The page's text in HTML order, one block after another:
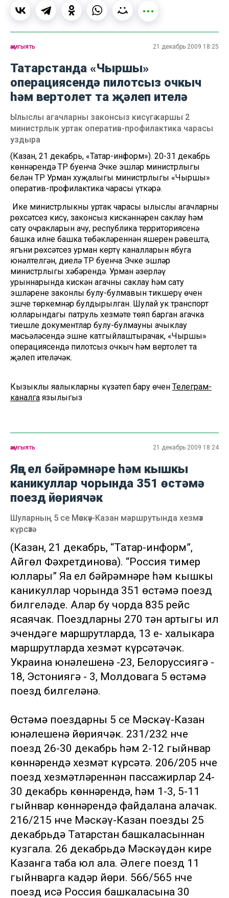
җәмгыять 21 декабрь 2009 18:25
Татарстанда «Чыршы»
операциясендә пилотсыз очкыч
һәм вертолет та җәлеп ителә
Ылыслы агачларны законсыз кисүгә каршы 2
министрлык уртак оператив-профилактика чарасы
уздыра
(Казан, 21 декабрь, «Татар-информ»). 20-31 декабрь
көннәрендә ТР буенча Эчке эшләр министрлыгы
белән ТР Урман хуҗалыгы министрлыгы «Чыршы»
оператив-профилактика чарасы үткәрә.
Ике министрлыкның уртак чарасы ылыслы агачларны
рөхсәтсез кисү, законсыз кискәннәрен саклау һәм
сату очракларын ачу, республика территориясенә
башка илнең башка төбәкләреннән яшерен рәвештә,
ягъни рөхсәтсез урман кертү каналларын ябуга
юнәлтелгән, диелә ТР буенча Эчке эшләр
министрлыгы хәбәрендә. Урман әзерләү
урыннарында кискән агачны саклау һәм сату
эшләренең законлы булу-булмавын тикшерү өчен
эшче төркемнәр булдырылган. Шулай ук транспорт
юлларындагы патруль хезмәте төяп барган агачка
тиешле документлар булу-булмауны ачыклау
мәсьәләсендә эшне катгыйлаштырачак, «Чыршы»
операциясендә пилотсыз очкыч һәм вертолет та
җәлеп ителәчәк.
Кызыклы яңалыкларны күзәтеп бару өчен Телеграм-
каналга язылыгыз
җәмгыять 21 декабрь 2009 18:24
Яңа ел бәйрәмнәре һәм кышкы
каникуллар чорында 351 өстәмә
поезд йөриячәк
Шуларның 5 се Мәскәү-Казан маршрутында хезмәт
күрсәтә
(Казан, 21 декабрь, “Татар-информ”,
Айгөл Фәхретдинова). “Россия тимер
юллары” Яңа ел бәйрәмнәре һәм кышкы
каникуллар чорында 351 өстәмә поезд
билгеләде. Алар бу чорда 835 рейс
ясаячак. Поездларның 270 тән артыгы ил
эчендәге маршрутларда, 13 е- халыкара
маршрутларда хезмәт күрсәтәчәк.
Украина юнәлешенә -23, Белоруссиягә -
18, Эстониягә - 3, Молдовага 5 өстәмә
поезд билгеләнә.
Өстәмә поездарның 5 се Мәскәү-Казан
юнәлешенә йөриячәк. 231/232 нче
поезд 26-30 декабрь һәм 2-12 гыйнвар
көннәрендә хезмәт күрсәтә. 206/205 нче
поезд хезмәтләреннән пассажирлар 24-
30 декабрь көннәрендә, һәм 1-3, 5-11
гыйнвар көннәрендә файдалана алачак.
216/215 нче Мәскәү-Казан поезды 25
декабрьдә Татарстан башкаласыннан
кузгала. 26 декабрьдә Мәскәүдән кире
Казанга таба юл ала. Әлеге поезд 11
гыйнварга кадәр йөри. 566/565 нче
поезд исә Россия башкаласына 30